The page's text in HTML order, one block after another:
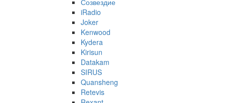
iRadio
Joker
Kenwood
Kydera
Kirisun
Datakam
SIRUS
Quansheng
Retevis